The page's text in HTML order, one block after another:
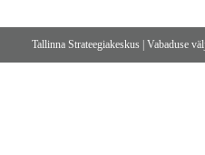
Tallinna Strateegiakeskus |Vabaduse